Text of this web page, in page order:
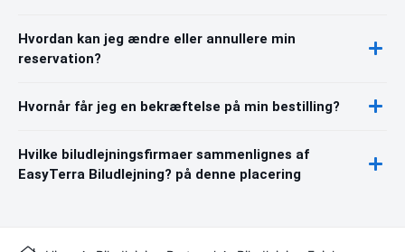
Hvordan kan jeg ændre eller annullere min
reservation?
Hvornår får jeg en bekræftelse på min bestilling?
Hvilke biludlejningsfirmaer sammenlignes af
EasyTerra Biludlejning? på denne placering